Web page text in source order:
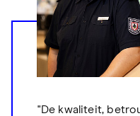
"De kwaliteit,